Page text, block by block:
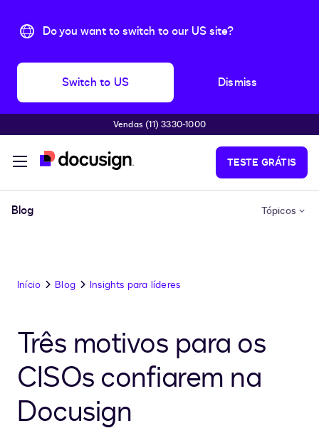
Do you want to switch to our US site?
Switch to US Dismiss
Pular para o conteúdo principal
Vendas (11) 3330-1000
TESTE GRÁTIS
Blog Tópicos
Início Blog Insights para líderes
Três motivos para os
CISOs confiarem na
Docusign